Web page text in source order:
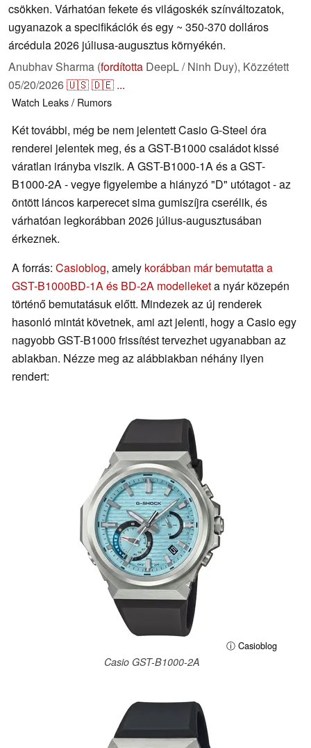
csökken. Várhatóan fekete és világoskék színváltozatok,
ugyanazok a specifikációk és egy ~ 350-370 dolláros
árcédula 2026 júliusa-augusztus környékén.
Anubhav Sharma (fordította DeepL / Ninh Duy), Közzétett
05/20/2026🇺🇸🇩🇪 ...
Watch Leaks / Rumors
Két további, még be nem jelentett Casio G-Steel óra
renderei jelentek meg, és a GST-B1000 családot kissé
váratlan irányba viszik. A GST-B1000-1A és a GST-
B1000-2A - vegye figyelembe a hiányzó "D" utótagot - az
öntött láncos karperecet sima gumiszíjra cserélik, és
várhatóan legkorábban 2026 július-augusztusában
érkeznek.
A forrás: Casioblog, amely korábban már bemutatta a
GST-B1000BD-1A és BD-2A modelleketa nyár közepén
történő bemutatásuk előtt. Mindezek az új renderek
hasonló mintát követnek, ami azt jelenti, hogy a Casio egy
nagyobb GST-B1000 frissítést tervezhet ugyanabban az
ablakban. Nézze meg az alábbiakban néhány ilyen
rendert:
ⓘ Casioblog
Casio GST-B1000-2A